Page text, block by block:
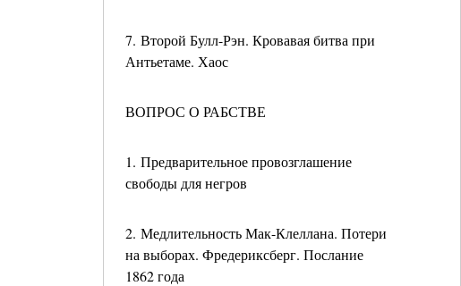
7. Второй Булл-Рэн. Кровавая битва при
Антьетаме. Хаос
ВОПРОС О РАБСТВЕ
1. Предварительное провозглашение
свободы для негров
2. Медлительность Мак-Клеллана. Потери
на выборах. Фредериксберг. Послание
1862 года